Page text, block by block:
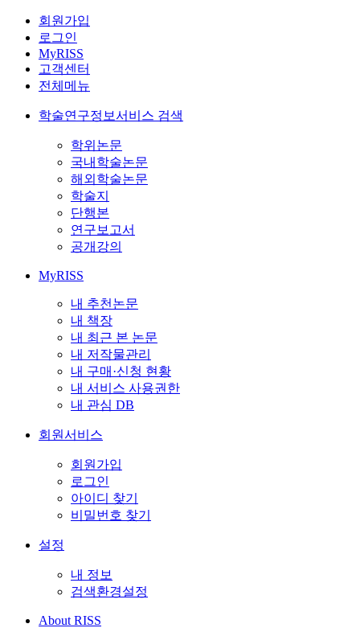
회원가입
로그인
MyRISS
고객센터
전체메뉴
학술연구정보서비스 검색
학위논문
국내학술논문
해외학술논문
학술지
단행본
연구보고서
공개강의
MyRISS
내 추천논문
내 책장
내 최근 본 논문
내 저작물관리
내 구매·신청 현황
내 서비스 사용권한
내 관심 DB
회원서비스
회원가입
로그인
아이디 찾기
비밀번호 찾기
설정
내 정보
검색환경설정
About RISS